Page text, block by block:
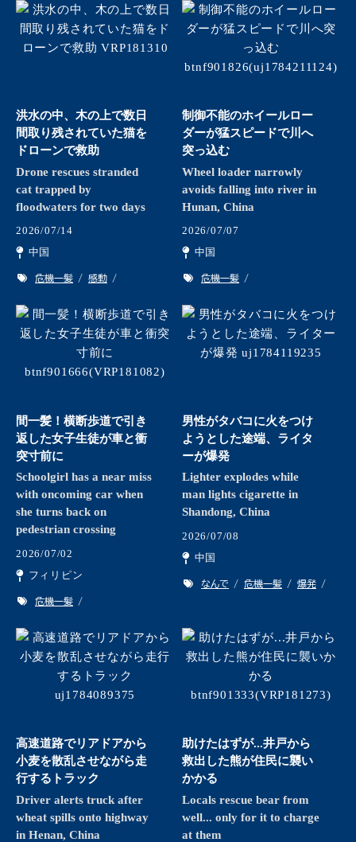
洪水の中、木の上で数日
間取り残されていた猫を
ドローンで救助
Drone rescues stranded
cat trapped by
floodwaters for two days
2026/07/14
中国
危機一髪 感動
制御不能のホイールロー
ダーが猛スピードで川へ
突っ込む
Wheel loader narrowly
avoids falling into river in
Hunan, China
2026/07/07
中国
危機一髪
間一髪！横断歩道で引き
返した女子生徒が車と衝
突寸前に
Schoolgirl has a near miss
with oncoming car when
she turns back on
pedestrian crossing
2026/07/02
フィリピン
危機一髪
男性がタバコに火をつけ
ようとした途端、ライタ
ーが爆発
Lighter explodes while
man lights cigarette in
Shandong, China
2026/07/08
中国
なんで 危機一髪 爆発
高速道路でリアドアから
小麦を散乱させながら走
行するトラック
Driver alerts truck after
wheat spills onto highway
in Henan, China
助けたはずが...井戸から
救出した熊が住民に襲い
かかる
Locals rescue bear from
well... only for it to charge
at them